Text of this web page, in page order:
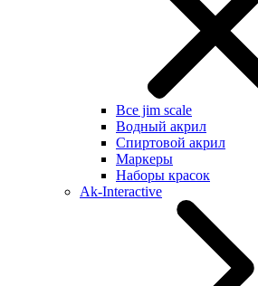
Все jim scale
Водный акрил
Спиртовой акрил
Маркеры
Наборы красок
Ak-Interactive